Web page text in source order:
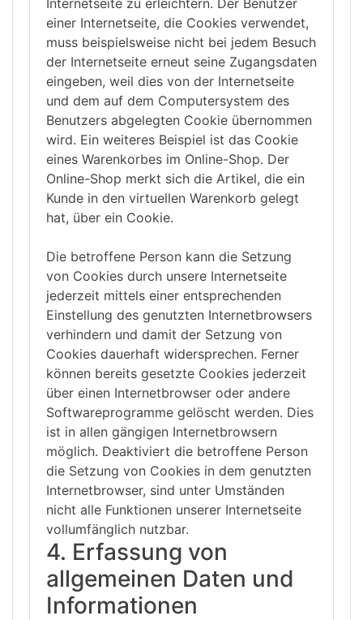
einer Internetseite, die Cookies verwendet,
muss beispielsweise nicht bei jedem Besuch
der Internetseite erneut seine Zugangsdaten
eingeben, weil dies von der Internetseite
und dem auf dem Computersystem des
Benutzers abgelegten Cookie übernommen
wird. Ein weiteres Beispiel ist das Cookie
eines Warenkorbes im Online-Shop. Der
Online-Shop merkt sich die Artikel, die ein
Kunde in den virtuellen Warenkorb gelegt
hat, über ein Cookie.
Die betroffene Person kann die Setzung
von Cookies durch unsere Internetseite
jederzeit mittels einer entsprechenden
Einstellung des genutzten Internetbrowsers
verhindern und damit der Setzung von
Cookies dauerhaft widersprechen. Ferner
können bereits gesetzte Cookies jederzeit
über einen Internetbrowser oder andere
Softwareprogramme gelöscht werden. Dies
ist in allen gängigen Internetbrowsern
möglich. Deaktiviert die betroffene Person
die Setzung von Cookies in dem genutzten
Internetbrowser, sind unter Umständen
nicht alle Funktionen unserer Internetseite
vollumfänglich nutzbar.
4. Erfassung von
allgemeinen Daten und
Informationen